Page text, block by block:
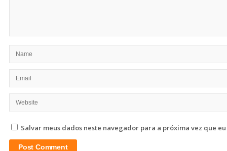
Salvar meus dados neste navegador para a próxima vez que